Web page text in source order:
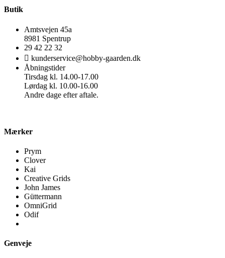
Butik
Amtsvejen 45a
8981 Spentrup
29 42 22 32
kunderservice@hobby-gaarden.dk
Åbningstider
Tirsdag kl. 14.00-17.00
Lørdag kl. 10.00-16.00
Andre dage efter aftale.
Mærker
Prym
Clover
Kai
Creative Grids
John James
Güttermann
OmniGrid
Odif
Genveje